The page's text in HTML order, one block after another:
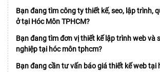
Bạn đang tìm công ty thiết kế, seo, lập trình,
ở tại Hóc Môn TPHCM?
Bạn đang tìm đơn vị thiết kế lập trình web và
nghiệp tại hóc môn tphcm?
Bạn đang cần tư vấn báo giá thiết kế web tại